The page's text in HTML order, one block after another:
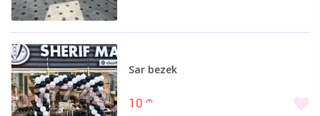
Sar bezek
10 m